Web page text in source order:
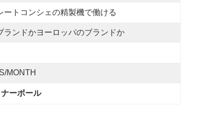
ートコンシェの精製機で働ける
ランドかヨーロッパのブランドか
MONTH
ーボール